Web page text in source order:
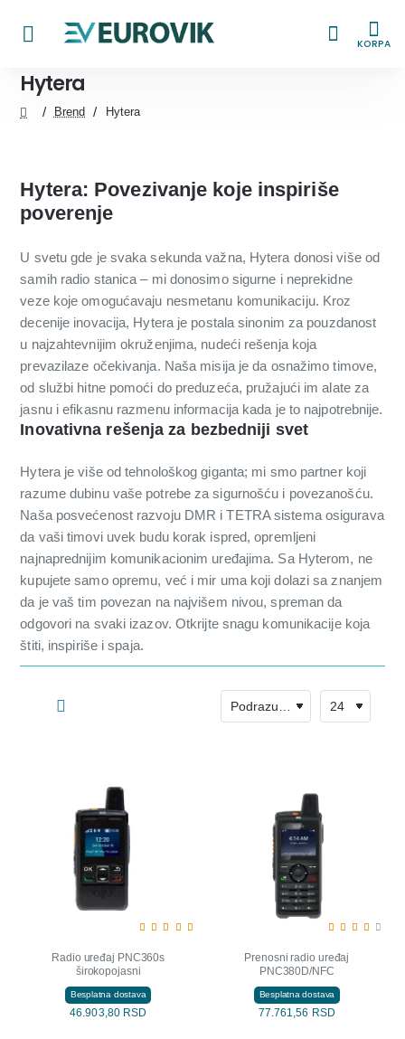
KORPA
Hytera
Brend Hytera
Hytera: Povezivanje koje inspiriše
poverenje
U svetu gde je svaka sekunda važna, Hytera donosi više od
samih radio stanica – mi donosimo sigurne i neprekidne
veze koje omogućavaju nesmetanu komunikaciju. Kroz
decenije inovacija, Hytera je postala sinonim za pouzdanost
u najzahtevnijim okruženjima, nudeći rešenja koja
prevazilaze očekivanja. Naša misija je da osnažimo timove,
od službi hitne pomoći do preduzeća, pružajući im alate za
jasnu i efikasnu razmenu informacija kada je to najpotrebnije.
Inovativna rešenja za bezbedniji svet
Hytera je više od tehnološkog giganta; mi smo partner koji
razume dubinu vaše potrebe za sigurnošću i povezanošću.
Naša posvećenost razvoju DMR i TETRA sistema osigurava
da vaši timovi uvek budu korak ispred, opremljeni
najnaprednijim komunikacionim uređajima. Sa Hyterom, ne
kupujete samo opremu, već i mir uma koji dolazi sa znanjem
da je vaš tim povezan na najvišem nivou, spreman da
odgovori na svaki izazov. Otkrijte snagu komunikacije koja
štiti, inspiriše i spaja.
Radio uređaj PNC360s
širokopojasni
Besplatna dostava
46.903,80 RSD
Prenosni radio uređaj
PNC380D/NFC
Besplatna dostava
77.761,56 RSD